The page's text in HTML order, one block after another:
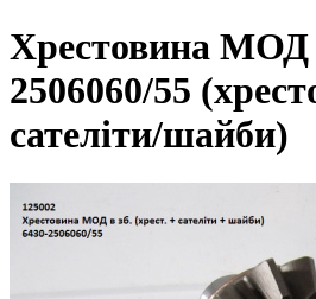
Хрестовина МОД
2506060/55
сателіти/шайби)